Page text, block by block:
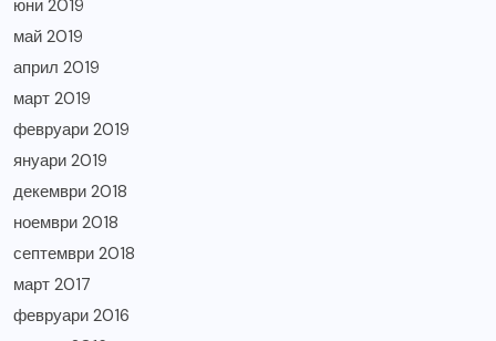
юни 2019
май 2019
април 2019
март 2019
февруари 2019
януари 2019
декември 2018
ноември 2018
септември 2018
март 2017
февруари 2016